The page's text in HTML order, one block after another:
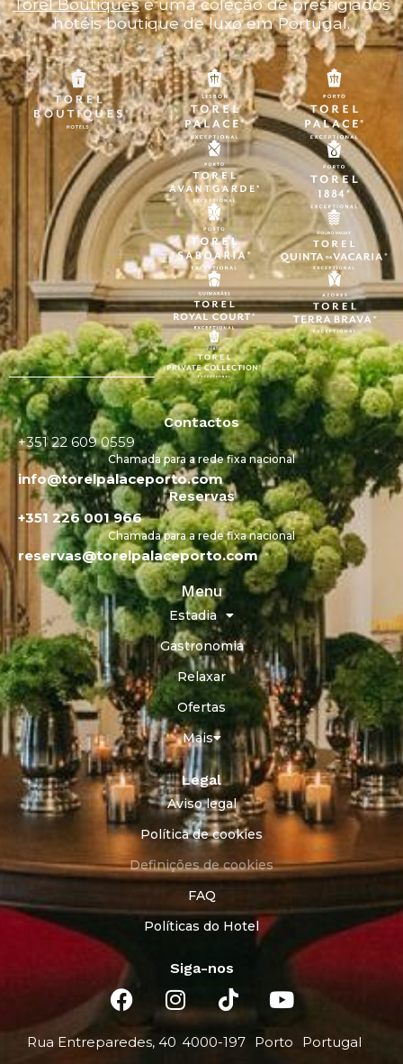
Torel Boutiquesé uma coleção de prestigiados
hotéis boutique de luxo em Portugal.
Contactos
+351 22 609 0559
Chamada para a rede fixa nacional
info@torelpalaceporto.com
Reservas
+351 226 001 966
Chamada para a rede fixa nacional
reservas@torelpalaceporto.com
Menu
Estadia
Gastronomia
Relaxar
Ofertas
Mais
Legal
Aviso legal
Política de cookies
Definições de cookies
FAQ
Políticas do Hotel
Siga-nos
Rua Entreparedes, 40 4000-197 Porto
Portugal